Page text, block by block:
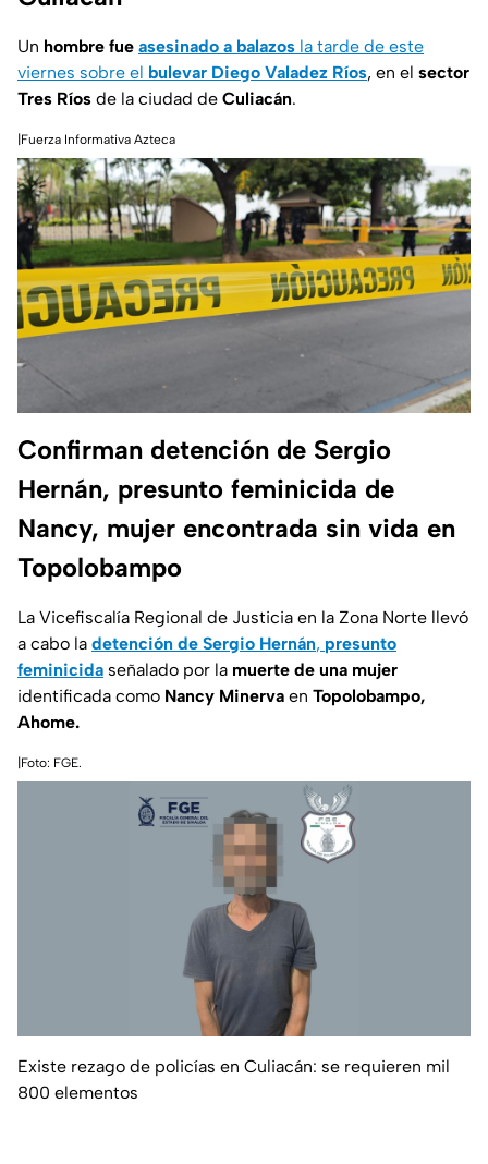
Un hombre fue asesinado a balazos la tarde de este
viernes sobre el bulevar Diego Valadez Ríos, en el sector
Tres Ríos de la ciudad de Culiacán.
|Fuerza Informativa Azteca
Confirman detención de Sergio
Hernán, presunto feminicida de
Nancy, mujer encontrada sin vida en
Topolobampo
La Vicefiscalía Regional de Justicia en la Zona Norte llevó
a cabo la detención de Sergio Hernán, presunto
feminicida señalado por la muerte de una mujer
identificada como Nancy Minerva en Topolobampo,
Ahome.
|Foto: FGE.
Existe rezago de policías en Culiacán: se requieren mil
800 elementos